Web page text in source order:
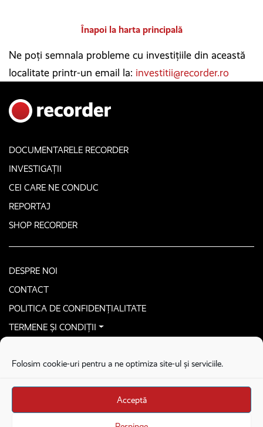
Folosim cookie-uri pentru a ne optimiza site-ul și serviciile.
Acceptă
Înapoi la harta principală
Ne poți semnala probleme cu investițiile din această
localitate printr-un email la: investitii@recorder.ro
DOCUMENTARELE RECORDER
INVESTIGAȚII
CEI CARE NE CONDUC
REPORTAJ
SHOP RECORDER
DESPRE NOI
CONTACT
POLITICA DE CONFIDENȚIALITATE
TERMENE ȘI CONDIȚII
Stega creative
Brandul Recorder e operat de Asociația Recorder Community, sub licența SC